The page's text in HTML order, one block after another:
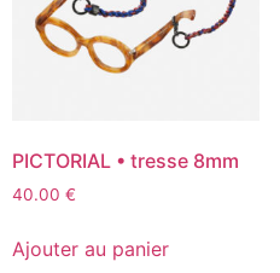
PICTORIAL • tresse 8mm
40.00 €
Ajouter au panier